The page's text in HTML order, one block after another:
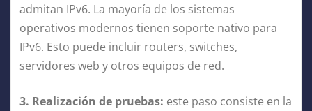
admitan IPv6. La mayoría de los sistemas
operativos modernos tienen soporte nativo para
IPv6. Esto puede incluir routers, switches,
servidores web y otros equipos de red.
3. Realización de pruebas: este paso consiste en la